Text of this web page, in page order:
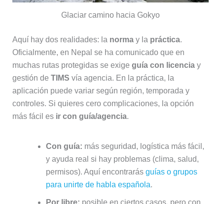
Glaciar camino hacia Gokyo
Aquí hay dos realidades: la normay la práctica.
Oficialmente, en Nepal se ha comunicado que en
muchas rutas protegidas se exige guía con licenciay
gestión de TIMS vía agencia. En la práctica, la
aplicación puede variar según región, temporada y
controles. Si quieres cero complicaciones, la opción
más fácil es ir con guía/agencia.
Con guía: más seguridad, logística más fácil,
y ayuda real si hay problemas (clima, salud,
permisos). Aquí encontrarás guías o grupos
para unirte de habla española.